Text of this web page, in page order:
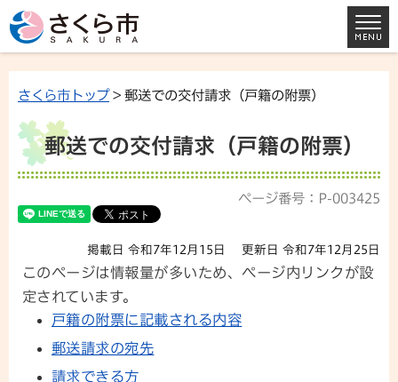
さくら市トップ> 郵送での交付請求（戸籍の附票）
郵送での交付請求（戸籍の附票）
ページ番号：P-003425
掲載日 令和7年12月15日 更新日 令和7年12月25日
このページは情報量が多いため、ページ内リンクが設
定されています。
戸籍の附票に記載される内容
郵送請求の宛先
請求できる方